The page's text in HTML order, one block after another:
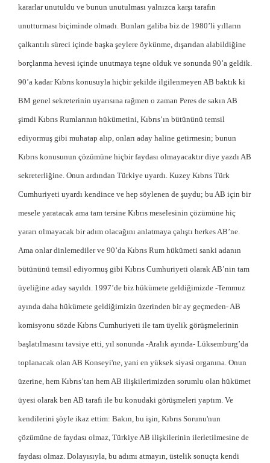
kararlar unutuldu ve bunun unutulması yalnızca karşı tarafın
unutturması biçiminde olmadı. Bunları galiba biz de 1980’li yılların
çalkantılı süreci içinde başka şeylere öykünme, dışarıdan alabildiğine
borçlanma hevesi içinde unutmaya teşne olduk ve sonunda 90’a geldik.
90’a kadar Kıbrıs konusuyla hiçbir şekilde ilgilenmeyen AB baktık ki
BM genel sekreterinin uyarısına rağmen o zaman Peres de sakın AB
şimdi Kıbrıs Rumlarının hükümetini, Kıbrıs’ın bütününü temsil
ediyormuş gibi muhatap alıp, onları aday haline getirmesin; bunun
Kıbrıs konusunun çözümüne hiçbir faydası olmayacaktır diye yazdı AB
sekreterliğine. Onun ardından Türkiye uyardı. Kuzey Kıbrıs Türk
Cumhuriyeti uyardı kendince ve hep söylenen de şuydu; bu AB için bir
mesele yaratacak ama tam tersine Kıbrıs meselesinin çözümüne hiç
yararı olmayacak bir adım olacağını anlatmaya çalıştı herkes AB’ne.
Ama onlar dinlemediler ve 90’da Kıbrıs Rum hükümeti sanki adanın
bütününü temsil ediyormuş gibi Kıbrıs Cumhuriyeti olarak AB’nin tam
üyeliğine aday sayıldı. 1997’de biz hükümete geldiğimizde -Temmuz
ayında daha hükümete geldiğimizin üzerinden bir ay geçmeden- AB
komisyonu sözde Kıbrıs Cumhuriyeti ile tam üyelik görüşmelerinin
başlatılmasını tavsiye etti, yıl sonunda -Aralık ayında- Lüksemburg’da
toplanacak olan AB Konseyi'ne, yani en yüksek siyasi organına. Onun
üzerine, hem Kıbrıs’tan hem AB ilişkilerimizden sorumlu olan hükümet
üyesi olarak ben AB tarafı ile bu konudaki görüşmeleri yaptım. Ve
kendilerini şöyle ikaz ettim: Bakın, bu işin, Kıbrıs Sorunu'nun
çözümüne de faydası olmaz, Türkiye AB ilişkilerinin ilerletilmesine de
faydası olmaz. Dolayısıyla, bu adımı atmayın, üstelik sonuçta kendi